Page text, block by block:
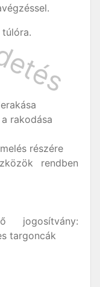
rakodása
részére
rendben
jogosítvány:
targoncák